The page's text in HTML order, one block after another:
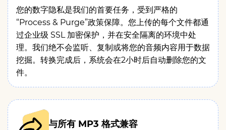
您的数字隐私是我们的首要任务，受到严格的
“Process & Purge”政策保障。您上传的每个文件都通
过企业级 SSL 加密保护，并在安全隔离的环境中处
理。我们绝不会监听、复制或将您的音频内容用于数据
挖掘。转换完成后，系统会在2小时后自动删除您的文
件。
与所有 MP3 格式兼容